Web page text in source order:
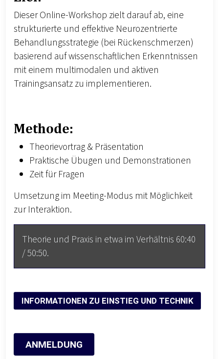
Dieser Online-Workshop zielt darauf ab, eine
strukturierte und effektive Neurozentrierte
Behandlungsstrategie (bei Rückenschmerzen)
basierend auf wissenschaftlichen Erkenntnissen
mit einem multimodalen und aktiven
Trainingsansatz zu implementieren.
Methode:
Theorievortrag & Präsentation
Praktische Übugen und Demonstrationen
Zeit für Fragen
Umsetzung im Meeting-Modus mit Möglichkeit
zur Interaktion.
Theorie und Praxis in etwa im Verhältnis 60:40
/ 50:50.
INFORMATIONEN ZU EINSTIEG UND TECHNIK
ANMELDUNG